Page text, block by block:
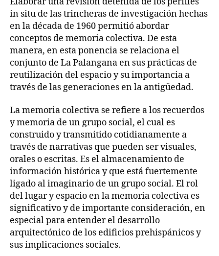
in situ de las trincheras de investigación hechas
en la década de 1960 permitió abordar
conceptos de memoria colectiva. De esta
manera, en esta ponencia se relaciona el
conjunto de La Palangana en sus prácticas de
reutilización del espacio y su importancia a
través de las generaciones en la antigüedad.
La memoria colectiva se refiere a los recuerdos
y memoria de un grupo social, el cual es
construido y transmitido cotidianamente a
través de narrativas que pueden ser visuales,
orales o escritas. Es el almacenamiento de
información histórica y que está fuertemente
ligado al imaginario de un grupo social. El rol
del lugar y espacio en la memoria colectiva es
significativo y de importante consideración, en
especial para entender el desarrollo
arquitectónico de los edificios prehispánicos y
sus implicaciones sociales.